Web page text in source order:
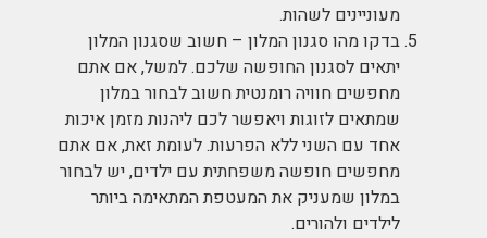
מעוניינים לשהות.
בדקו מהו סגנון המלון – חשוב שסגנון המלון
יתאים לסגנון החופשה שלכם. למשל, אם אתם
מחפשים חוויה רומנטית חשוב לבחור במלון
שמתאים לזוגות ויאפשר לכם ליהנות מזמן איכות
אחד עם השני ללא הפרעות. לעומת זאת, אם אתם
מחפשים חופשה משפחתית עם ילדים, יש לבחור
במלון שמעניק את המעטפת המתאימה ביותר
לילדים ולהורים.